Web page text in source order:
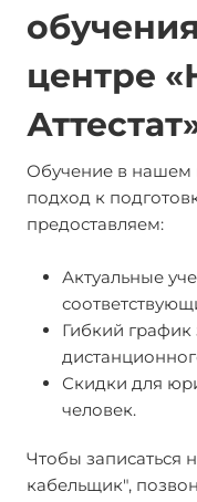
центре
Обучение в нашем
подход к
предоставляем:
Актуальные
Гибкий
Скидки для
человек.
Чтобы записаться
кабельщик",